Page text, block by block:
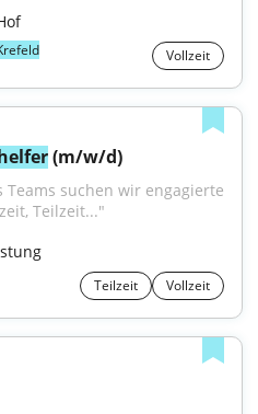
Vollzeit
(m/w/d)
Teilzeit..."
Teilzeit Vollzeit